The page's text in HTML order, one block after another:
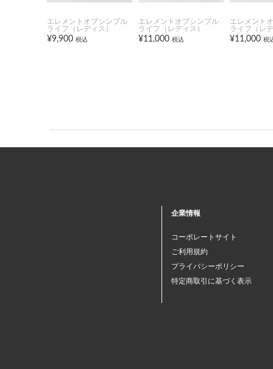
エレメントオブシンプル
ライフ（レディス）
¥9,900 税込
エレメントオブシンプル
ライフ（レディス）
¥11,000 税込
エレメント
ライフ（レ
¥11,000 税
企業情報
コーポレートサイト
ご利用規約
プライバシーポリシー
特定商取引に基づく表示